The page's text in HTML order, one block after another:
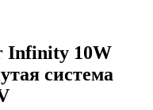
Infinity 10W
система